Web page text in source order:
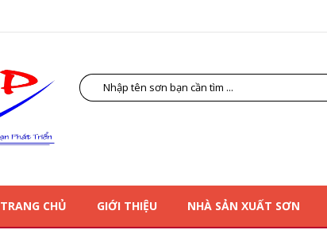
TRANG CHỦ GIỚI THIỆU NHÀ SẢN XUẤT SƠN